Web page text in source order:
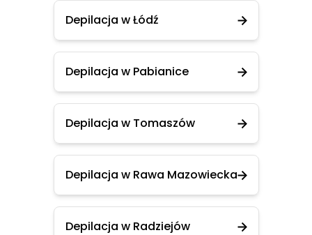
Depilacja w Łódź
Depilacja w Pabianice
Depilacja w Tomaszów
Depilacja w Rawa Mazowiecka
Depilacja w Radziejów